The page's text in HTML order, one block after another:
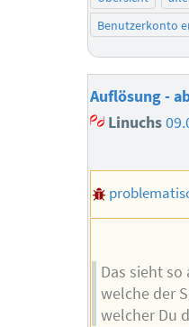
Benutzerkonto
Auflösung -
Linuchs
Das sieht so
welche der
welcher Du